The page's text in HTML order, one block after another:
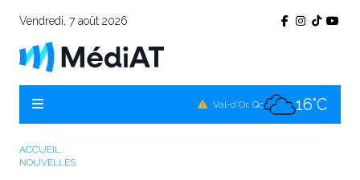
Vendredi, 7 août 2026
Val-d'Or, Qc 16°C
ACCUEIL
NOUVELLES